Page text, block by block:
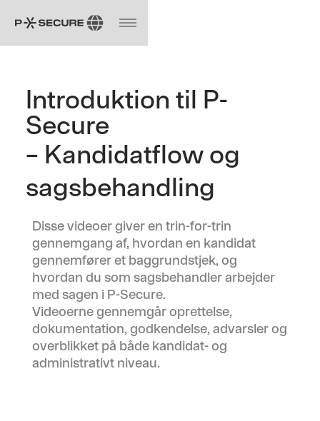
Introduktion til P-
Secure
– Kandidatflow og
sagsbehandling
Disse videoer giver en trin-for-trin
gennemgang af, hvordan en kandidat
gennemfører et baggrundstjek, og
hvordan du som sagsbehandler arbejder
med sagen i P-Secure.
Videoerne gennemgår oprettelse,
dokumentation, godkendelse, advarsler og
overblikket på både kandidat- og
administrativt niveau.